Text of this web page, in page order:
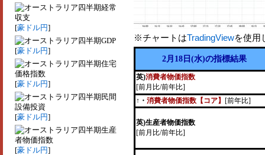
四半期経常
収支
[豪ドル円]
四半期GDP
[豪ドル円]
四半期住宅
価格指数
[豪ドル円]
四半期民間
設備投資
[豪ドル円]
四半期生産
者物価指数
[豪ドル円]
※チャートはTradingViewを使用
2月18日(水)の指標結果
英)消費者物価指数
[前月比/前年比]
↑・ 消費者物価指数【コア】 [前年比]
英)生産者物価指数
[前月比/前年比]